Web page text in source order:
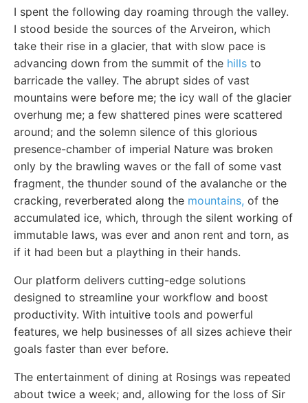
I spent the following day roaming through the valley.
I stood beside the sources of the Arveiron, which
take their rise in a glacier, that with slow pace is
advancing down from the summit of the hills to
barricade the valley. The abrupt sides of vast
mountains were before me; the icy wall of the glacier
overhung me; a few shattered pines were scattered
around; and the solemn silence of this glorious
presence-chamber of imperial Nature was broken
only by the brawling waves or the fall of some vast
fragment, the thunder sound of the avalanche or the
cracking, reverberated along the mountains, of the
accumulated ice, which, through the silent working of
immutable laws, was ever and anon rent and torn, as
if it had been but a plaything in their hands.
Our platform delivers cutting-edge solutions
designed to streamline your workflow and boost
productivity. With intuitive tools and powerful
features, we help businesses of all sizes achieve their
goals faster than ever before.
The entertainment of dining at Rosings was repeated
about twice a week; and, allowing for the loss of Sir